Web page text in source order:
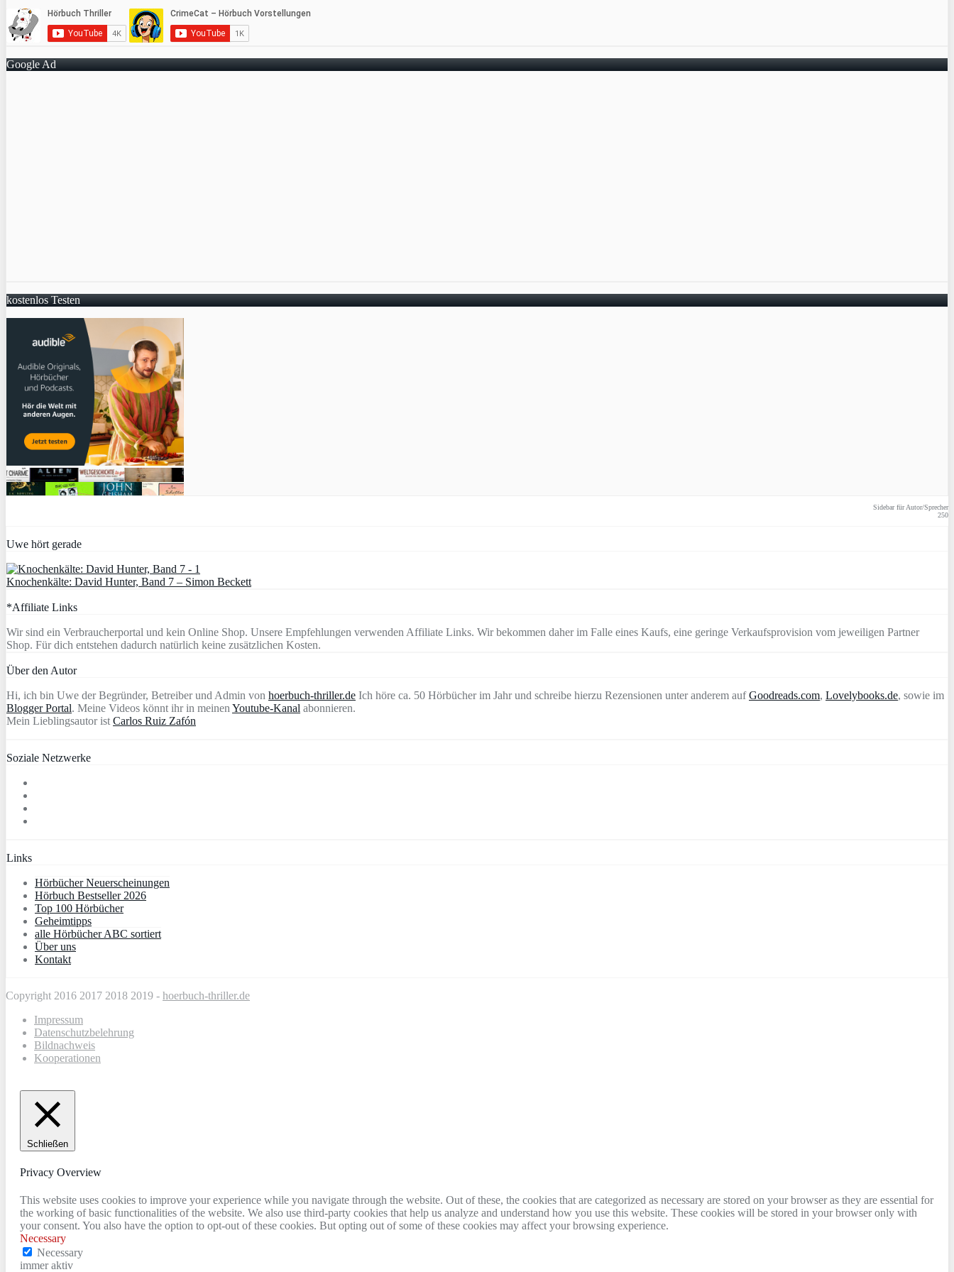
Google Ad
kostenlos Testen
Sidebar für Autor/Sprecher
250
Uwe hört gerade
Knochenkälte: David Hunter, Band 7 – Simon Beckett
*Affiliate Links
Wir sind ein Verbraucherportal und kein Online Shop. Unsere Empfehlungen verwenden Affiliate Links. Wir bekommen daher im Falle eines Kaufs, eine geringe Verkaufsprovision vom jeweiligen Partner
Shop. Für dich entstehen dadurch natürlich keine zusätzlichen Kosten.
Über den Autor
Hi, ich bin Uwe der Begründer, Betreiber und Admin von hoerbuch-thriller.de Ich höre ca. 50 Hörbücher im Jahr und schreibe hierzu Rezensionen unter anderem aufGoodreads.com, Lovelybooks.de, sowie im
Blogger Portal. Meine Videos könnt ihr in meinen Youtube-Kanal abonnieren.
Mein Lieblingsautor ist Carlos Ruiz Zafón
Soziale Netzwerke
Links
Hörbücher Neuerscheinungen
Hörbuch Bestseller 2026
Top 100 Hörbücher
Geheimtipps
alle Hörbücher ABC sortiert
Über uns
Kontakt
Copyright 2016 2017 2018 2019 - hoerbuch-thriller.de
Impressum
Datenschutzbelehrung
Bildnachweis
Kooperationen
Schließen
Privacy Overview
This website uses cookies to improve your experience while you navigate through the website. Out of these, the cookies that are categorized as necessary are stored on your browser as they are essential for
the working of basic functionalities of the website. We also use third-party cookies that help us analyze and understand how you use this website. These cookies will be stored in your browser only with
your consent. You also have the option to opt-out of these cookies. But opting out of some of these cookies may affect your browsing experience.
Necessary
Necessary
immer aktiv